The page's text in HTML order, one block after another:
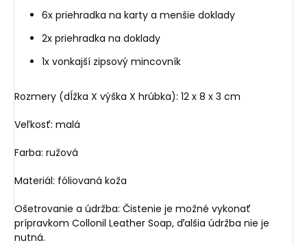
6x priehradka na karty a menšie doklady
2x priehradka na doklady
1x vonkajší zipsový mincovník
Rozmery (dĺžka X výška X hrúbka): 12 x 8 x 3 cm
Veľkosť: malá
Farba: ružová
Materiál: fóliovaná koža
Ošetrovanie a údržba: Čistenie je možné vykonať
prípravkom Collonil Leather Soap, ďalšia údržba nie je
nutná.